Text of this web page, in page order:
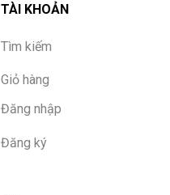
TÀI KHOẢN
Tìm kiếm
Giỏ hàng
Đăng nhập
Đăng ký